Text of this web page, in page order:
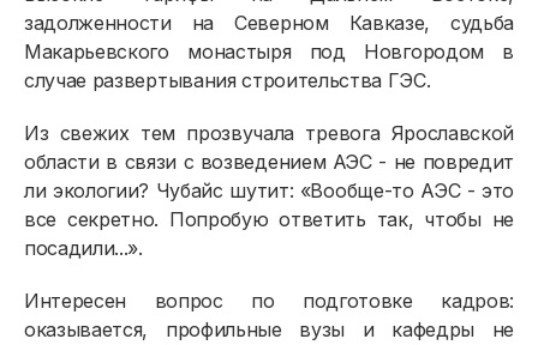
задолженности на Северном Кавказе, судьба
Макарьевского монастыря под Новгородом в
случае развертывания строительства ГЭС.
Из свежих тем прозвучала тревога Ярославской
области в связи с возведением АЭС - не повредит
ли экологии? Чубайс шутит: «Вообще-то АЭС - это
все секретно. Попробую ответить так, чтобы не
посадили...».
Интересен вопрос по подготовке кадров:
оказывается, профильные вузы и кафедры не